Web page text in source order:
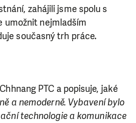
zahájili jsme spolu s
umožnit nejmladším
současný trh práce.
PTC a popisuje, jaké
a nemoderně. Vybavení bylo
technologie a komunikace